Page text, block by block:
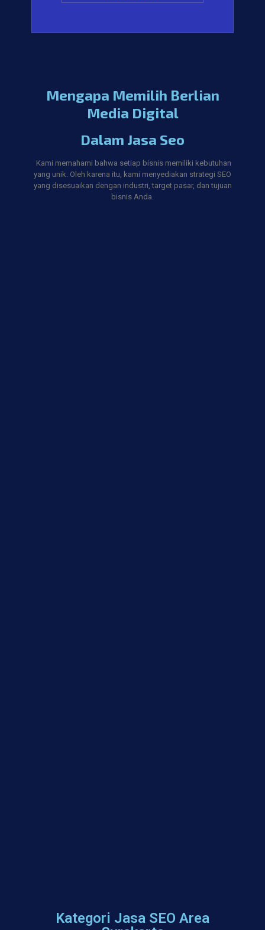
Mengapa Memilih Berlian
Media Digital
Dalam Jasa Seo
Kami memahami bahwa setiap bisnis memiliki kebutuhan
yang unik. Oleh karena itu, kami menyediakan strategi SEO
yang disesuaikan dengan industri, target pasar, dan tujuan
bisnis Anda.
Kategori Jasa SEO Area